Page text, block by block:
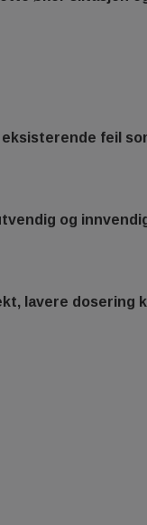
feil
og
lavere dosering